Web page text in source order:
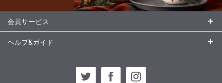
会員サービス
ヘルプ&ガイド